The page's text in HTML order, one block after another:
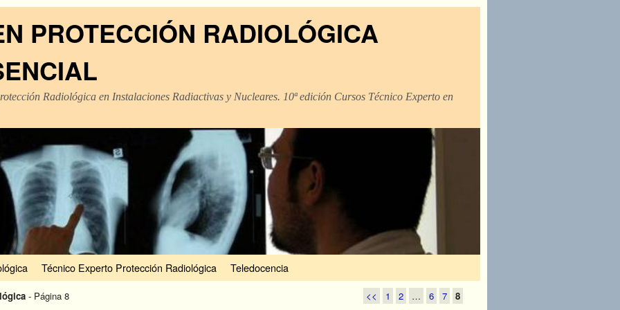
PROTECCIÓN RADIOLÓGICA
Radiológica en Instalaciones Radiactivas y Nucleares. 10ª edición Cursos Técnico Experto en
Técnico Experto Protección Radiológica Teledocencia
- Página 8 << 1 2 … 6 7 8